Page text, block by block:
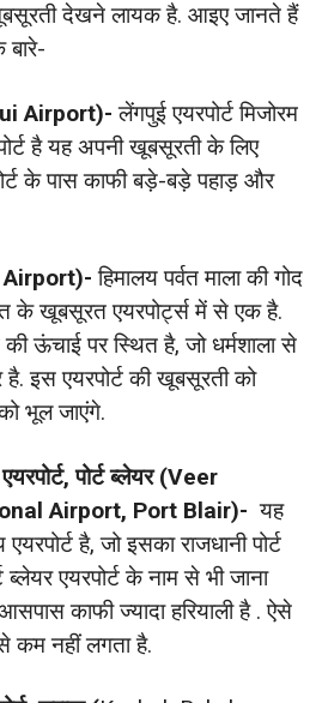
देखने लायक है. आइए जानते हैं
Airport)- लेंगपुई एयरपोर्ट मिजोरम
है यह अपनी खूबसूरती के लिए
के पास काफी बड़े-बड़े पहाड़ और
Airport)- हिमालय पर्वत माला की गोद
के खूबसूरत एयरपोर्ट्स में से एक है.
ऊंचाई पर स्थित है, जो धर्मशाला से
है. इस एयरपोर्ट की खूबसूरती को
भूल जाएंगे.
पोर्ट ब्लेयर (Veer
Airport, Port Blair)- यह
है, जो इसका राजधानी पोर्ट
एयरपोर्ट के नाम से भी जाना
काफी ज्यादा हरियाली है . ऐसे
से कम नहीं लगता है.